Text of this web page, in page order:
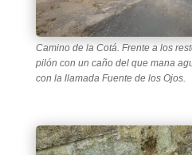
Camino de la Cotá. Frente a los
pilón con un caño del que mana
con la llamada Fuente de los Ojos.